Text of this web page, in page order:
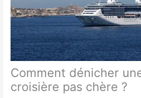
Comment dénicher
croisière pas chère ?